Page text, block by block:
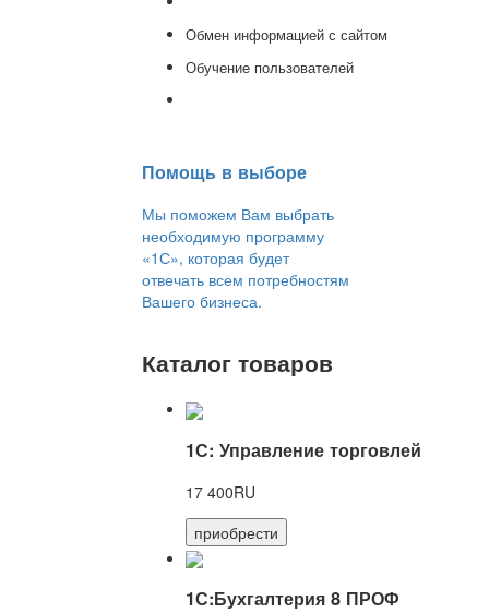
Обмен информацией с сайтом
Обучение пользователей
Помощь в выборе
Мы поможем Вам выбрать
необходимую программу
«1С», которая будет
отвечать всем потребностям
Вашего бизнеса.
Каталог товаров
1С: Управление торговлей
17 400RU
приобрести
1С:Бухгалтерия 8 ПРОФ